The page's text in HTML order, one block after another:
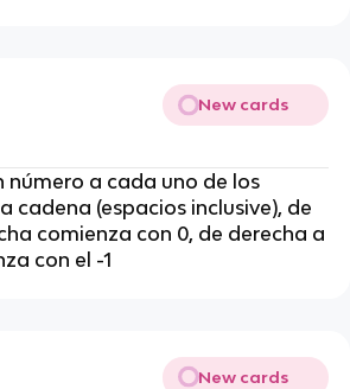
New cards
número a cada uno de los
cadena (espacios inclusive), de
comienza con 0, de derecha a
con el -1
New cards